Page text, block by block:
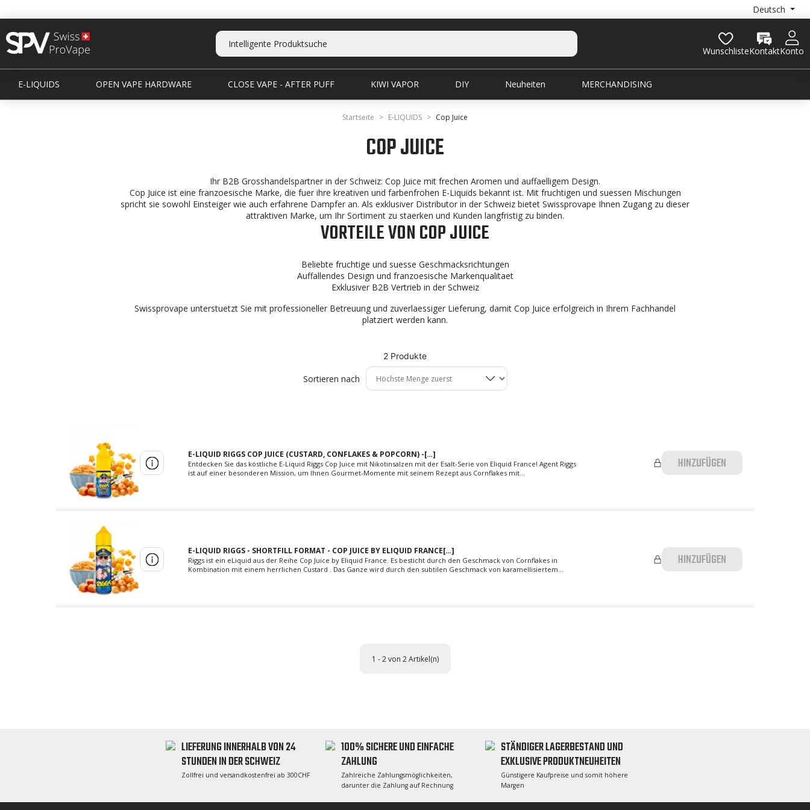
Deutsch
KontaktKonto
Wunschliste
E-LIQUIDS OPEN VAPE HARDWARE CLOSE VAPE - AFTER PUFF KIWI VAPOR DIY Neuheiten MERCHANDISING
Startseite E-LIQUIDS Cop Juice
COP JUICE
Ihr B2B Grosshandelspartner in der Schweiz: Cop Juice mit frechen Aromen und auffaelligem Design.
Cop Juice ist eine franzoesische Marke, die fuer ihre kreativen und farbenfrohen E-Liquids bekannt ist. Mit fruchtigen und suessen Mischungen
spricht sie sowohl Einsteiger wie auch erfahrene Dampfer an. Als exklusiver Distributor in der Schweiz bietet Swissprovape Ihnen Zugang zu dieser
attraktiven Marke, um Ihr Sortiment zu staerken und Kunden langfristig zu binden.
VORTEILE VON COP JUICE
Beliebte fruchtige und suesse Geschmacksrichtungen
Auffallendes Design und franzoesische Markenqualitaet
Exklusiver B2B Vertrieb in der Schweiz
Swissprovape unterstuetzt Sie mit professioneller Betreuung und zuverlaessiger Lieferung, damit Cop Juice erfolgreich in Ihrem Fachhandel
platziert werden kann.
2 Produkte
Sortieren nach
E-LIQUID RIGGS COP JUICE (CUSTARD, CONFLAKES & POPCORN) -[…]
Entdecken Sie das köstliche E-Liquid Riggs Cop Juice mit Nikotinsalzen mit der Esalt-Serie von Eliquid France! Agent Riggs
ist auf einer besonderen Mission, um Ihnen Gourmet-Momente mit seinem Rezept aus Cornflakes mit...
HINZUFÜGEN
E-LIQUID RIGGS - SHORTFILL FORMAT - COP JUICE BY ELIQUID FRANCE[…]
Riggs ist ein eLiquid aus der Reihe Cop Juice by Eliquid France. Es besticht durch den Geschmack von Cornflakes in
Kombination mit einem herrlichen Custard . Das Ganze wird durch den subtilen Geschmack von karamellisiertem...
HINZUFÜGEN
1 - 2 von 2 Artikel(n)
LIEFERUNG INNERHALB VON 24
STUNDEN IN DER SCHWEIZ
Zollfrei und versandkostenfrei ab 300CHF
100% SICHERE UND EINFACHE
ZAHLUNG
Zahlreiche Zahlungsmöglichkeiten,
darunter die Zahlung auf Rechnung
STÄNDIGER LAGERBESTAND UND
EXKLUSIVE PRODUKTNEUHEITEN
Günstigere Kaufpreise und somit höhere
Margen